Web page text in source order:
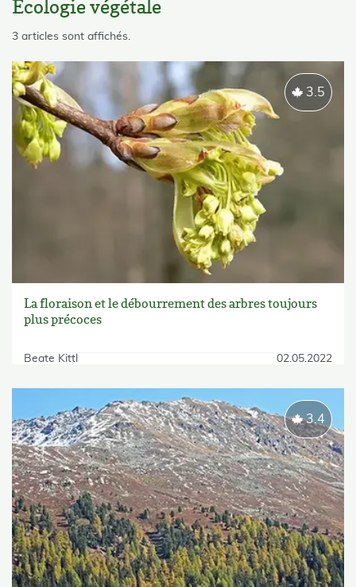
Ecologie végétale
skip List
3 articles sont affichés.
La floraison et le débourrement des arbres toujours
plus précoces
Beate Kittl 02.05.2022
3.5
3.4